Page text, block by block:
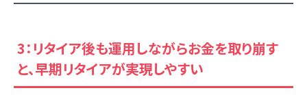
3：リタイア後も運用しながらお金を取り崩す
と、早期リタイアが実現しやすい